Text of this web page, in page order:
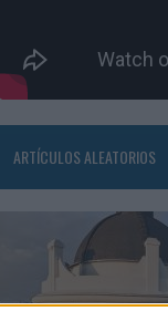
ARTÍCULOS ALEATORIOS